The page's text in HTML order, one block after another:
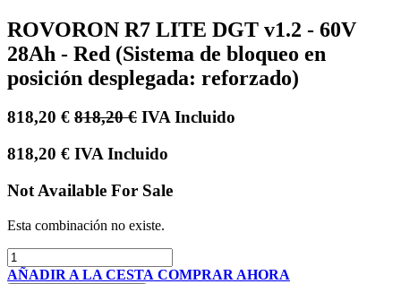
ROVORON R7 LITE DGT v1.2 - 60V
28Ah - Red (Sistema de bloqueo en
posición desplegada: reforzado)
818,20 € 818,20€ IVA Incluido
818,20 € IVA Incluido
Not Available For Sale
Esta combinación no existe.
AÑADIR A LA CESTA COMPRAR AHORA